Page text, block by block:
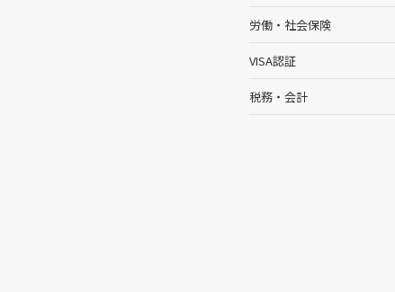
労働・社会保険
VISA認証
税務・会計